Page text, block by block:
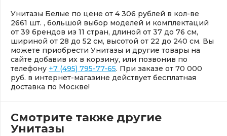
Унитазы Белые по цене от 4 306 рублей в кол-ве
2661 шт. , большой выбор моделей и комплектаций
от 39 брендов из 11 стран, длиной от 37 до 76 см,
шириной от 28 до 52 см, высотой от 22 до 240 см. Вы
можете приобрести Унитазы и другие товары на
сайте добавив их в корзину, или позвонив по
телефону +7 (495) 795-77-65. При заказе от 70 000
руб. в интернет-магазине действует бесплатная
доставка по Москве!
Смотрите также другие
Унитазы